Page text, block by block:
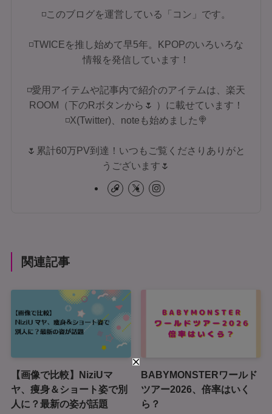
◽このブログを運営している「コン」です。
◽TWICEを推し始めて早5年。KPOPのいろいろな
情報を発信しています！
◽愛用アイテムや記事内で紹介のアイテムは、楽天
ROOM（下のRボタンから🌷 ）に載せています！
◽X(Twitter)、noteも始めました🍭
🌷累計60万PV到達！いつもご覧くださりありがと
うございます🌷
関連記事
【画像で比較】NiziUマ
ヤ、痩身＆ショート姿で別
人に？最新の姿が話題
BABYMONSTERワールド
ツアー2026、倍率はいく
ら？